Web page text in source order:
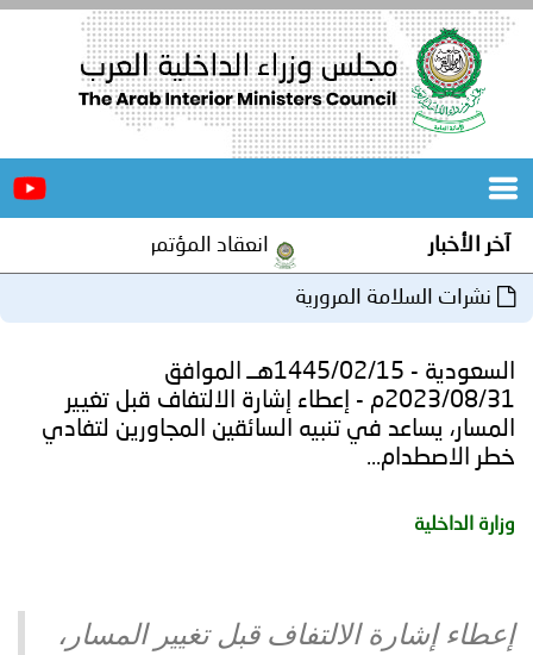
الرئيسية
المجلس
مؤتمرات
وجهود
آخر الأخبار انعقاد المؤتمر العربي الثاني
نشرات السلامة المرورية
السعودية - 1445/02/15هــ الموافق
2023/08/31م - إعطاء إشارة الالتفاف قبل تغيير
المسار، يساعد في تنبيه السائقين المجاورين لتفادي
خطر الاصطدام...
وزارة الداخلية
إعطاء إشارة الالتفاف قبل تغيير المسار،